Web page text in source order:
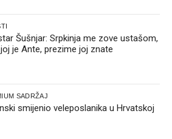
Šušnjar: Srpkinja me zove ustašom,
je Ante, prezime joj znate
SADRŽAJ
smijenio veleposlanika u Hrvatskoj